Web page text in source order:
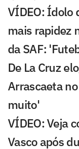
VÍDEO: Ídolo
mais rapidez
da SAF:
De La Cruz
Arrascaeta
muito'
VÍDEO: Veja
Vasco após